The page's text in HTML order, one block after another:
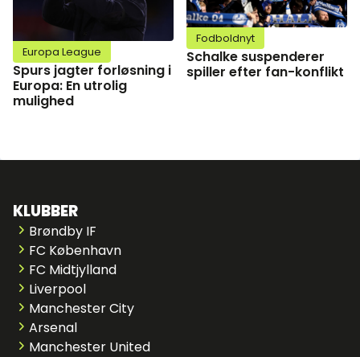
Europa League
Spurs jagter forløsning i
Europa: En utrolig
mulighed
Fodboldnyt
Schalke suspenderer
spiller efter fan-konflikt
KLUBBER
Brøndby IF
FC København
FC Midtjylland
Liverpool
Manchester City
Arsenal
Manchester United